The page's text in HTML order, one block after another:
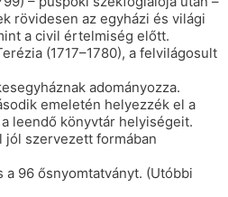
rövidesen az egyházi és világi
a civil értelmiség előtt.
(1717–1780), a felvilágosult
adományozza.
emeletén helyezzék el a
leendő könyvtár helyiségeit.
jól szervezett formában
96 ősnyomtatványt. (Utóbbi